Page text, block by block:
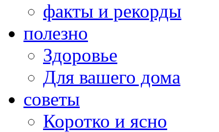
факты и рекорды
полезно
Здоровье
Для вашего дома
советы
Коротко и ясно